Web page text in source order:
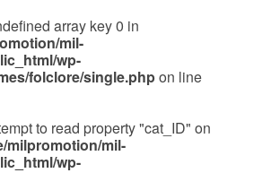
array key 0 in
mil-
wp-
folclore/single.phpon line
to read property "cat_ID" on
milpromotion/mil-
wp-